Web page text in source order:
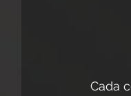
Cada